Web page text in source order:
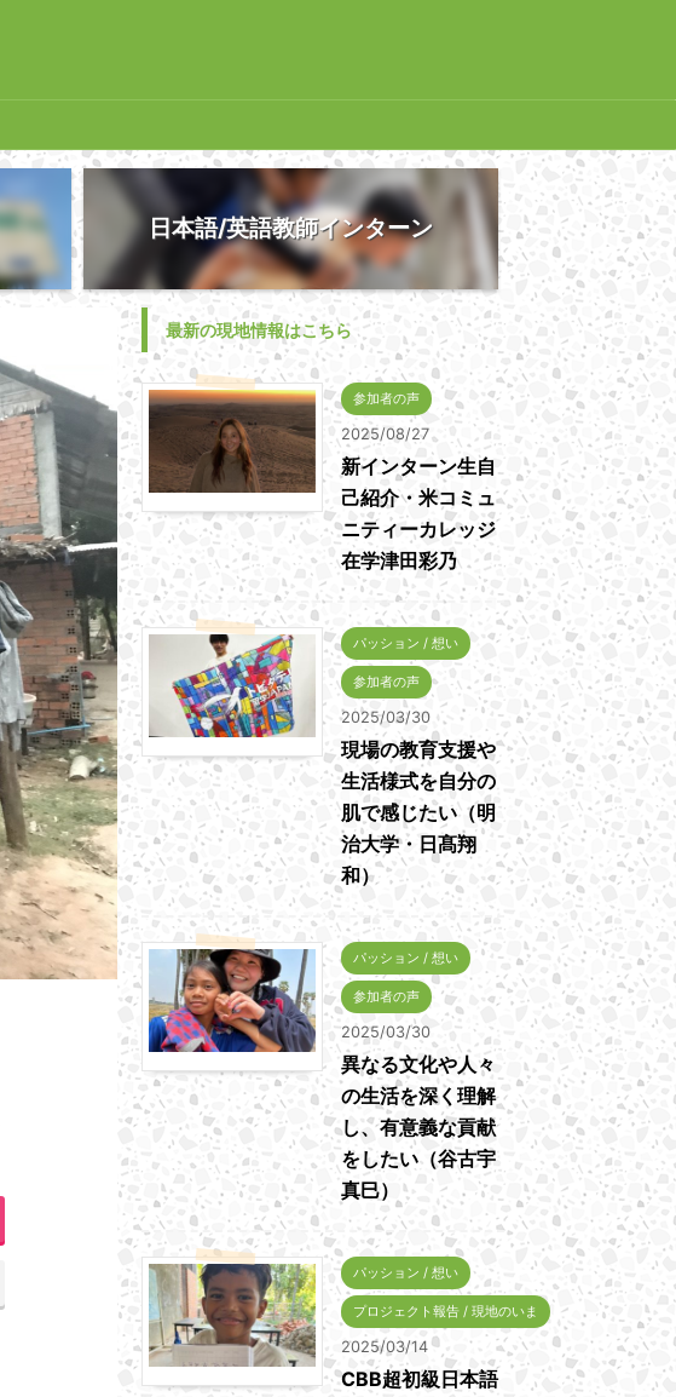
日本語/英語教師インターン
最新の現地情報はこちら
参加者の声
2025/08/27
新インターン生自
己紹介・米コミュ
ニティーカレッジ
在学津田彩乃
パッション / 想い
参加者の声
2025/03/30
現場の教育支援や
生活様式を自分の
肌で感じたい（明
治大学・日髙翔
和）
パッション / 想い
参加者の声
2025/03/30
異なる文化や人々
の生活を深く理解
し、有意義な貢献
をしたい（谷古宇
真巳）
パッション / 想い
プロジェクト報告 / 現地のいま
2025/03/14
CBB超初級日本語